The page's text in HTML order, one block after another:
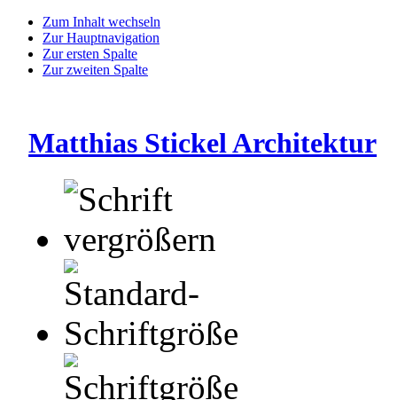
Zum Inhalt wechseln
Zur Hauptnavigation
Zur ersten Spalte
Zur zweiten Spalte
Matthias Stickel Architektur